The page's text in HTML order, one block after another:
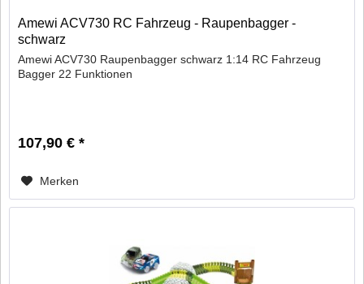
Amewi ACV730 RC Fahrzeug - Raupenbagger -
schwarz
Amewi ACV730 Raupenbagger schwarz 1:14 RC Fahrzeug
Bagger 22 Funktionen
107,90 € *
Merken